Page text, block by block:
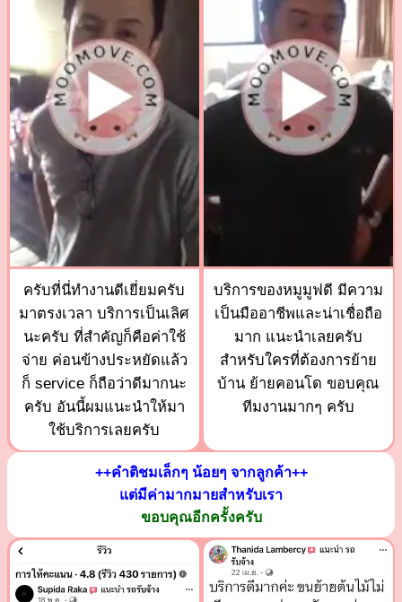
ครับที่นี่ทำงานดีเยี่ยมครับ
มาตรงเวลา บริการเป็นเลิศ
นะครับ ที่สำคัญก็คือค่าใช้
จ่าย ค่อนข้างประหยัดแล้ว
ก็ service ก็ถือว่าดีมากนะ
ครับ อันนี้ผมแนะนำให้มา
ใช้บริการเลยครับ
บริการของหมูมูฟดี มีความ
เป็นมืออาชีพและน่าเชื่อถือ
มาก แนะนำเลยครับ
สำหรับใครที่ต้องการย้าย
บ้าน ย้ายคอนโด ขอบคุณ
ทีมงานมากๆ ครับ
++คำติชมเล็กๆ น้อยๆ จากลูกค้า++
แต่มีค่ามากมายสำหรับเรา
ขอบคุณอีกครั้งครับ